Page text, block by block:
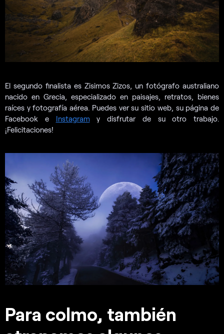
El segundo finalista es Zisimos Zizos, un fotógrafo australiano
nacido en Grecia, especializado en paisajes, retratos, bienes
raíces y fotografía aérea. Puedes ver su sitio web, su página de
Facebook e Instagram y disfrutar de su otro trabajo.
¡Felicitaciones!
Para colmo, también